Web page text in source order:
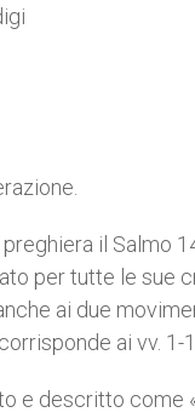
il Salmo
per tutte le sue
ai due
ai vv. 1-
e descritto come